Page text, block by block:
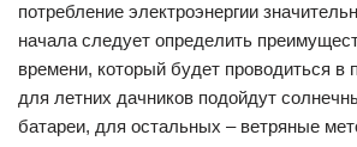
потребление электроэнергии
начала следует определить
времени, который будет проводиться в
для летних дачников подойдут
батареи, для остальных – ветряные